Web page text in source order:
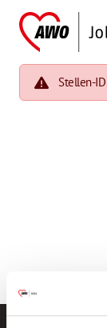
Stellen-